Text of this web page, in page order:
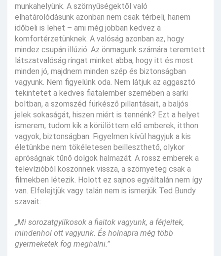
munkahelyünk. A szörnyűségektől való
elhatárolódásunk azonban nem csak térbeli, hanem
időbeli is lehet – ami még jobban kedvez a
komfortérzetünknek. A valóság azonban az, hogy
mindez csupán illúzió. Az önmagunk számára teremtett
látszatvalóság ringat minket abba, hogy itt és most
minden jó, majdnem minden szép és biztonságban
vagyunk. Nem figyelünk oda. Nem látjuk az aggasztó
tekintetet a kedves fiatalember szemében a sarki
boltban, a szomszéd fürkésző pillantásait, a baljós
jelek sokaságát, hiszen miért is tennénk? Ezt a helyet
ismerem, tudom kik a körülöttem elő emberek, itthon
vagyok, biztonságban. Figyelmen kívül hagyjuk a kis
életünkbe nem tökéletesen beilleszthető, olykor
apróságnak tűnő dolgok halmazát. A rossz emberek a
televízióból köszönnek vissza, a szörnyeteg csak a
filmekben létezik. Holott ez sajnos egyáltalán nem így
van. Elfelejtjük vagy talán nem is ismerjük Ted Bundy
szavait:
„Mi sorozatgyilkosok a fiaitok vagyunk, a férjeitek,
mindenhol ott vagyunk. És holnapra még több
gyermeketek fog meghalni.”